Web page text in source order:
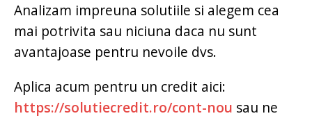
Analizam impreuna solutiile si alegem cea
mai potrivita sau niciuna daca nu sunt
avantajoase pentru nevoile dvs.
Aplica acum pentru un credit aici:
https://solutiecredit.ro/cont-nou sau ne